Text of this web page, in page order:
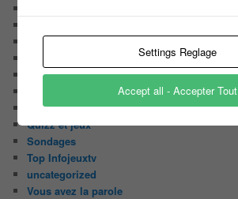
Les Portraits de Fannette
Non classé
On a testé pour vous
Public aux enregistrements
Quizz et jeux
Sondages
Top Infojeuxtv
uncategorized
Vous avez la parole
Settings Reglage
Accept all - Accepter Tout